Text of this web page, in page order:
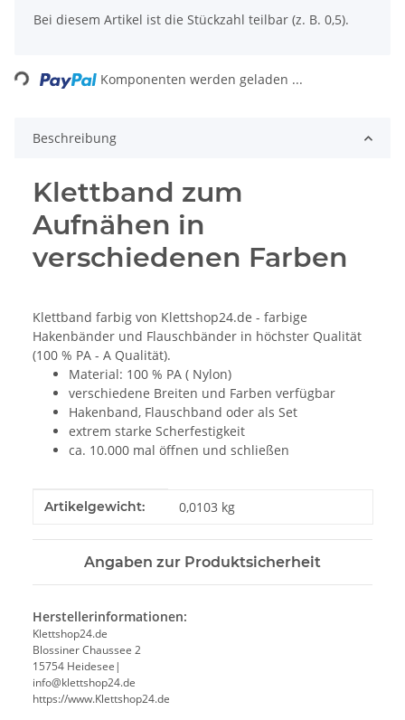
Bei diesem Artikel ist die Stückzahl teilbar (z. B. 0,5).
Komponenten werden geladen ...
Beschreibung
Klettband zum
Aufnähen in
verschiedenen Farben
Klettband farbig von Klettshop24.de - farbige
Hakenbänder und Flauschbänder in höchster Qualität
(100 % PA - A Qualität).
Material: 100 % PA ( Nylon)
verschiedene Breiten und Farben verfügbar
Hakenband, Flauschband oder als Set
extrem starke Scherfestigkeit
ca. 10.000 mal öffnen und schließen
Produkteigenschaft
Wert
Artikelgewicht: 0,0103 kg
Angaben zur Produktsicherheit
Herstellerinformationen:
Klettshop24.de
Blossiner Chaussee 2
15754 Heidesee|
info@klettshop24.de
https://www.Klettshop24.de